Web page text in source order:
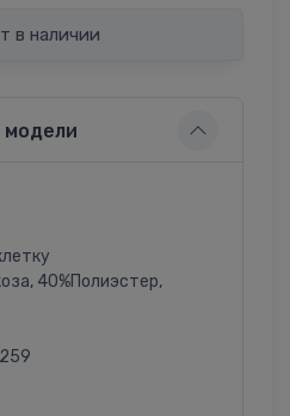
в наличии
40%Полиэстер,
259